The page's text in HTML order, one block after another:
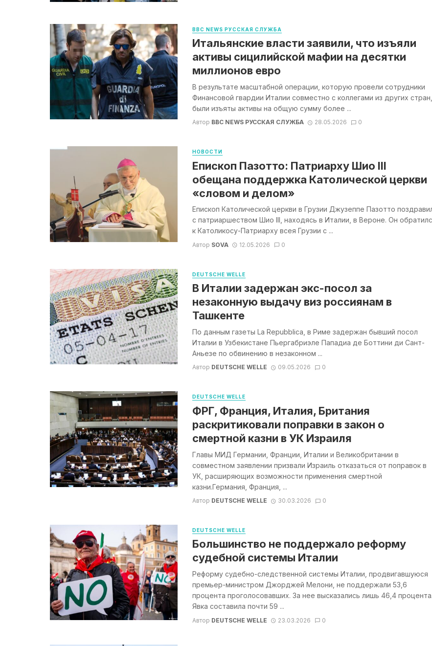
BBC NEWS РУССКАЯ СЛУЖБА
Итальянские власти заявили, что изъяли
активы сицилийской мафии на десятки
миллионов евро
В результате масштабной операции, которую провели сотрудники
Финансовой гвардии Италии совместно с коллегами из других стран,
были изъяты активы на общую сумму более ...
Автор BBC NEWS РУССКАЯ СЛУЖБА 28.05.2026 0
НОВОСТИ
Епископ Пазотто: Патриарху Шио III
обещана поддержка Католической церкви
«словом и делом»
Епископ Католической церкви в Грузии Джузеппе Пазотто
с патриаршеством Шио III, находясь в Италии, в Вероне. Он
к Католикосу-Патриарху всея Грузии с ...
Автор SOVA 12.05.2026 0
DEUTSCHE WELLE
В Италии задержан экс-посол за
незаконную выдачу виз россиянам в
Ташкенте
По данным газеты La Repubblica, в Риме задержан бывший посол
Италии в Узбекистане Пьергабриэле Пападиа де Боттини ди Сант-
Аньезе по обвинению в незаконном ...
Автор DEUTSCHE WELLE 09.05.2026 0
DEUTSCHE WELLE
ФРГ, Франция, Италия, Британия
раскритиковали поправки в закон о
смертной казни в УК Израиля
Главы МИД Германии, Франции, Италии и Великобритании в
совместном заявлении призвали Израиль отказаться от поправок в
УК, расширяющих возможности применения смертной
казни.Германия, Франция, ...
Автор DEUTSCHE WELLE 30.03.2026 0
DEUTSCHE WELLE
Большинство не поддержало реформу
судебной системы Италии
Реформу судебно-следственной системы Италии, продвигавшуюся
премьер-министром Джорджей Мелони, не поддержали 53,6
процента проголосовавших. За нее высказались лишь 46,4 процента.
Явка составила почти 59 ...
Автор DEUTSCHE WELLE 23.03.2026 0